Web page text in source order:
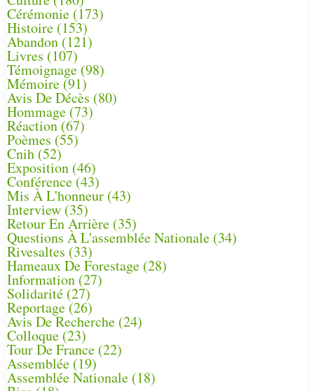
Cérémonie (173)
Histoire (153)
Abandon(121)
Livres (107)
Témoignage (98)
Mémoire (91)
Avis De Décès (80)
Hommage (73)
Réaction(67)
Poèmes (55)
Cnih (52)
Exposition (46)
Conférence(43)
Mis À L'honneur (43)
Interview (35)
Retour En Arrière (35)
Questions À L'assemblée Nationale (34)
Rivesaltes (33)
Hameaux De Forestage (28)
Information (27)
Solidarité (27)
Reportage(26)
Avis De Recherche (24)
Colloque (23)
Tour De France (22)
Assemblée (19)
Assemblée Nationale (18)